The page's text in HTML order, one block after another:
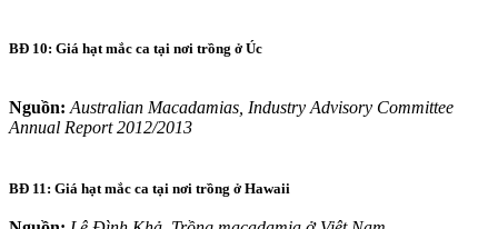
BĐ 10: Giá hạt mắc ca tại nơi trồng ở Úc
Nguồn: Australian Macadamias, Industry Advisory Committee
Annual Report 2012/2013
BĐ 11: Giá hạt mắc ca tại nơi trồng ở Hawaii